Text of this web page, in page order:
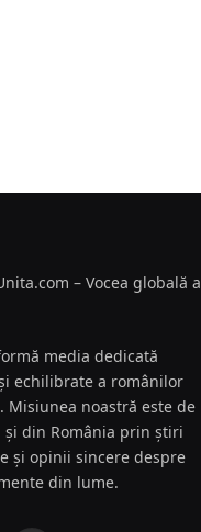
– Vocea globală a
media dedicată
echilibrate a românilor
noastră este de
din România prin știri
și opinii sincere despre
din lume.